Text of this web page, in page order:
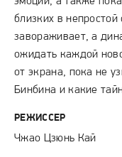
близких в непростой
завораживает, а
ожидать каждой
от экрана, пока не
Бинбина и какие
РЕЖИССЕР
Чжао Цзюнь Кай